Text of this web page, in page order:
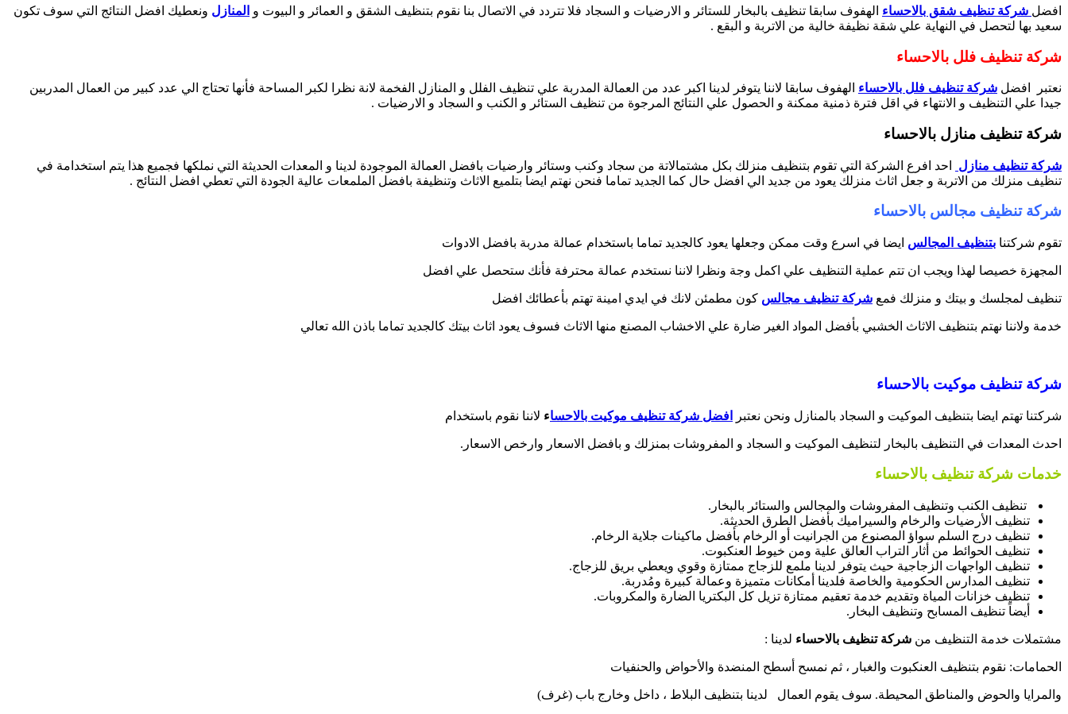
افضل شركة تنظيف شقق بالاحساء الهفوف سابقا تنظيف بالبخار للستائر و الارضيات و السجاد فلا تتردد في الاتصال بنا نقوم بتنظيف الشقق و العمائر و البيوت و المنازل ونعطيك افضل النتائج التي سوف تكون
سعيد بها لتحصل في النهاية علي شقة نظيفة خالية من الاتربة و البقع .
شركة تنظيف فلل بالاحساء
نعتبر افضل شركة تنظيف فلل بالاحساء الهفوف سابقا لاننا يتوفر لدينا اكبر عدد من العمالة المدربة علي تنظيف الفلل و المنازل الفخمة لانة نظرا لكبر المساحة فأنها تحتاج الي عدد كبير من العمال المدربين
جيدا علي التنظيف و الانتهاء في اقل فترة ذمنية ممكنة و الحصول علي النتائج المرجوة من تنظيف الستائر و الكنب و السجاد و الارضيات .
شركة تنظيف منازل بالاحساء
شركة تنظيف منازل
احد افرع الشركة التي تقوم بتنظيف منزلك بكل مشتمالاتة من سجاد وكنب وستائر وارضيات بافضل العمالة الموجودة لدينا و المعدات الحديثة التي نملكها فجميع هذا يتم استخدامة في
تنظيف منزلك من الاتربة و جعل اثاث منزلك يعود من جديد الي افضل حال كما الجديد تماما فنحن نهتم ايضا بتلميع الاثاث وتنظيفة بافضل الملمعات عالية الجودة التي تعطي افضل النتائج .
شركة تنظيف مجالس بالاحساء
تقوم شركتنا بتنظيف المجالس ايضا في اسرع وقت ممكن وجعلها يعود كالجديد تماما باستخدام عمالة مدربة بافضل الادوات
المجهزة خصيصا لهذا ويجب ان تتم عملية التنظيف علي اكمل وجة ونظرا لاننا نستخدم عمالة محترفة فأنك ستحصل علي افضل
تنظيف لمجلسك و بيتك و منزلك فمع شركة تنظيف مجالس كون مطمئن لانك في ايدي امينة تهتم بأعطائك افضل
خدمة ولاننا نهتم بتنظيف الاثاث الخشبي بأفضل المواد الغير ضارة علي الاخشاب المصنع منها الاثاث فسوف يعود اثاث بيتك كالجديد تماما باذن الله تعالي
شركة تنظيف موكيت بالاحساء
شركتنا تهتم ايضا بتنظيف الموكيت و السجاد بالمنازل ونحن نعتبر افضل شركة تنظيف موكيت بالاحساء لاننا نقوم باستخدام
احدث المعدات في التنظيف بالبخار لتنظيف الموكيت و السجاد و المفروشات بمنزلك و بافضل الاسعار وارخص الاسعار.
خدمات شركة تنظيف بالاحساء
تنظيف الكنب وتنظيف المفروشات والمجالس والستائر بالبخار.
تنظيف الأرضيات والرخام والسيراميك بأفضل الطرق الحديثة.
تنظيف درج السلم سواؤ المصنوع من الجرانيت أو الرخام بأفضل ماكينات جلاية الرخام.
تنظيف الحوائط من أثار التراب العالق علية ومن خيوط العنكبوت.
تنظيف الواجهات الزجاجية حيث يتوفر لدينا ملمع للزجاج ممتازة وقوي ويعطي بريق للزجاج.
تنظيف المدارس الحكومية والخاصة فلدينا أمكانات متميزة وعمالة كبيرة ومُدربة.
تنظيف خزانات المياة وتقديم خدمة تعقيم ممتازة تزيل كل البكتريا الضارة والمكروبات.
أيضاً تنظيف المسابح وتنظيف البخار.
مشتملات خدمة التنظيف من شركة تنظيف بالاحساء لدينا :
الحمامات: نقوم بتنظيف العنكبوت والغبار ، ثم نمسح أسطح المنضدة والأحواض والحنفيات
والمرايا والحوض والمناطق المحيطة. سوف يقوم العمال لدينا بتنظيف البلاط ، داخل وخارج باب (غرف)